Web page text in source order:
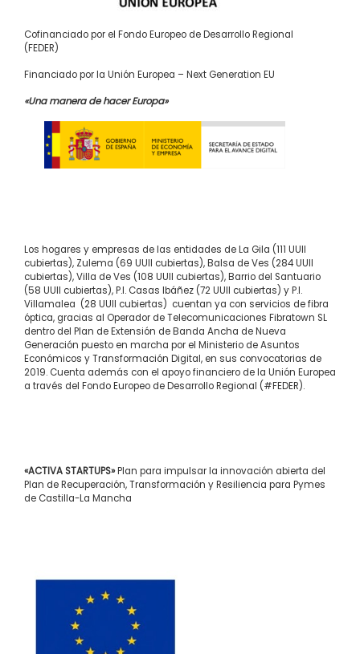
Cofinanciado por el Fondo Europeo de Desarrollo Regional
(FEDER)
Financiado por la Unión Europea – Next Generation EU
«Una manera de hacer Europa»
Los hogares y empresas de las entidades de La Gila (111 UUII
cubiertas), Zulema (69 UUII cubiertas), Balsa de Ves (284 UUII
cubiertas), Villa de Ves (108 UUII cubiertas), Barrio del Santuario
(58 UUII cubiertas), P.I. Casas Ibáñez (72 UUII cubiertas) y P.I.
Villamalea (28 UUII cubiertas) cuentan ya con servicios de fibra
óptica, gracias al Operador de Telecomunicaciones Fibratown SL
dentro del Plan de Extensión de Banda Ancha de Nueva
Generación puesto en marcha por el Ministerio de Asuntos
Económicos y Transformación Digital, en sus convocatorias de
2019. Cuenta además con el apoyo financiero de la Unión Europea
a través del Fondo Europeo de Desarrollo Regional (#FEDER).
«ACTIVA STARTUPS»Plan para impulsar la innovación abierta del
Plan de Recuperación, Transformación y Resiliencia para Pymes
de Castilla-La Mancha